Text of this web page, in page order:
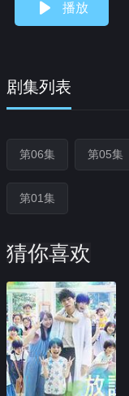
播放
剧集列表
第06集 第05集
第01集
猜你喜欢